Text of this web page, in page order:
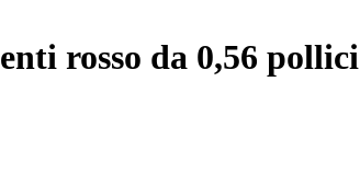
rosso da 0,56